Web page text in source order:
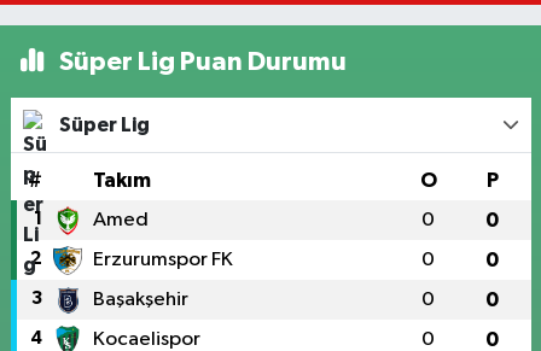
Süper Lig Puan Durumu
Süper Lig
# Takım O P
1 Amed 0 0
2 Erzurumspor FK 0 0
3 Başakşehir 0 0
4 Kocaelispor 0 0